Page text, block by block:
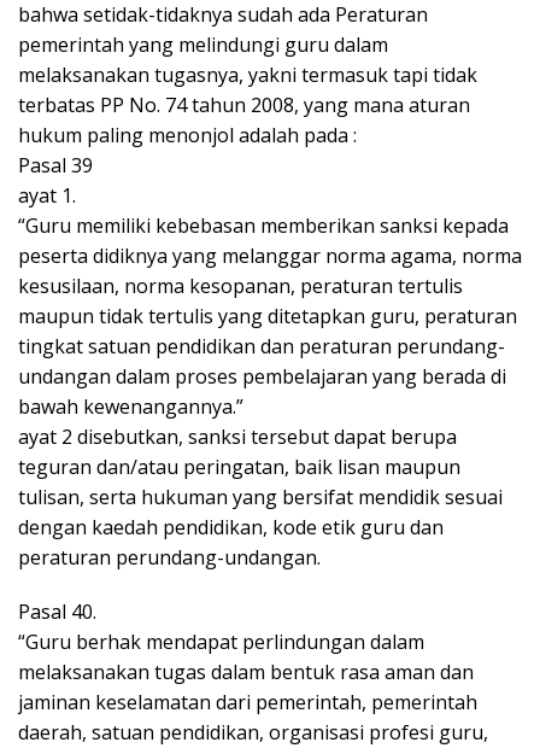
bahwa setidak-tidaknya sudah ada Peraturan
pemerintah yang melindungi guru dalam
melaksanakan tugasnya, yakni termasuk tapi tidak
terbatas PP No. 74 tahun 2008, yang mana aturan
hukum paling menonjol adalah pada :
Pasal 39
ayat 1.
“Guru memiliki kebebasan memberikan sanksi kepada
peserta didiknya yang melanggar norma agama, norma
kesusilaan, norma kesopanan, peraturan tertulis
maupun tidak tertulis yang ditetapkan guru, peraturan
tingkat satuan pendidikan dan peraturan perundang-
undangan dalam proses pembelajaran yang berada di
bawah kewenangannya.”
ayat 2 disebutkan, sanksi tersebut dapat berupa
teguran dan/atau peringatan, baik lisan maupun
tulisan, serta hukuman yang bersifat mendidik sesuai
dengan kaedah pendidikan, kode etik guru dan
peraturan perundang-undangan.
Pasal 40.
“Guru berhak mendapat perlindungan dalam
melaksanakan tugas dalam bentuk rasa aman dan
jaminan keselamatan dari pemerintah, pemerintah
daerah, satuan pendidikan, organisasi profesi guru,